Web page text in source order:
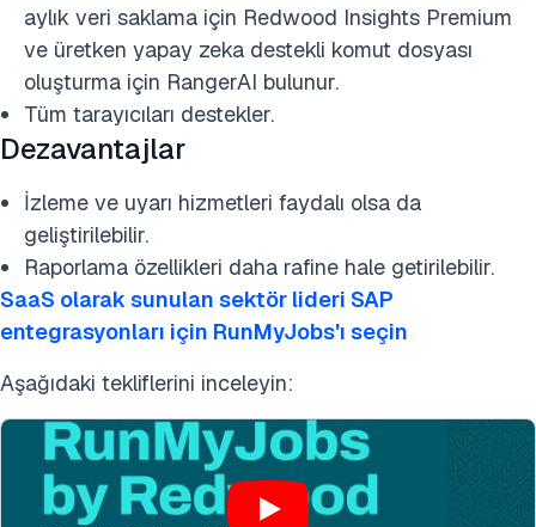
aylık veri saklama için Redwood Insights Premium
ve üretken yapay zeka destekli komut dosyası
oluşturma için RangerAI bulunur.
Tüm tarayıcıları destekler.
Dezavantajlar
İzleme ve uyarı hizmetleri faydalı olsa da
geliştirilebilir.
Raporlama özellikleri daha rafine hale getirilebilir.
SaaS olarak sunulan sektör lideri SAP
entegrasyonları için RunMyJobs'ı seçin
Aşağıdaki tekliflerini inceleyin: